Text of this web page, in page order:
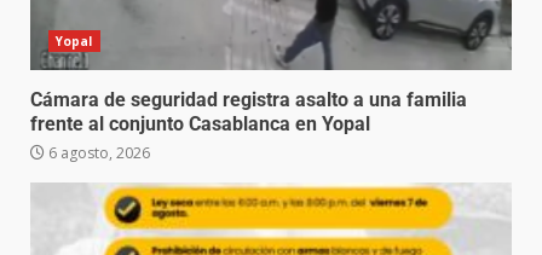
Yopal
Cámara de seguridad registra asalto a una familia
frente al conjunto Casablanca en Yopal
6 agosto, 2026